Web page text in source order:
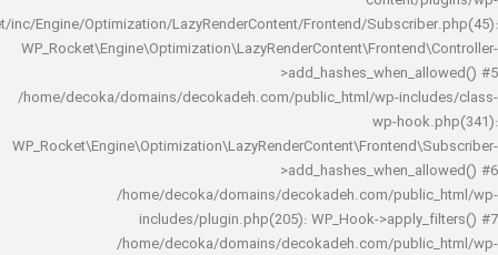
rocket/inc/Engine/Optimization/LazyRenderContent/Frontend/
/home/decoka/domains/decokadeh.com/public_html/wp-
wp-
/home/decoka/domains/decokadeh.com/
includes/plugin.php(205): WP_Hook-
/home/decoka/domains/decokadeh.com/